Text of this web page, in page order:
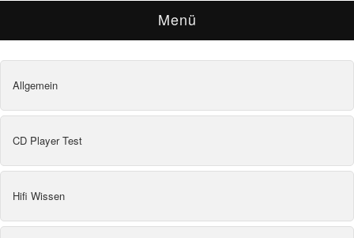
Menü
Allgemein
CD Player Test
Hifi Wissen